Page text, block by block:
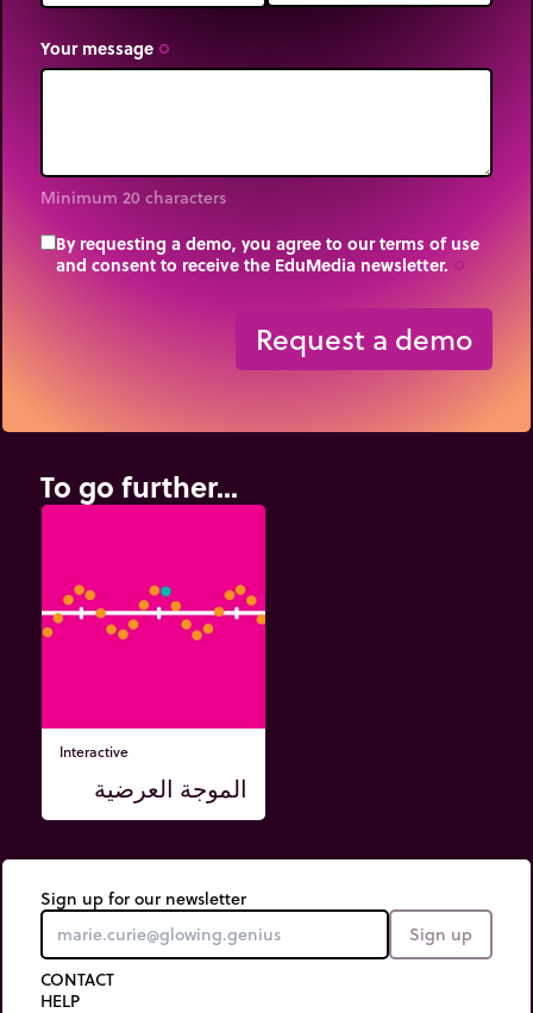
Your message trip_origin
Minimum 20 characters
By requesting a demo, you agree to our terms of use
and consent to receive the EduMedia newsletter.
Request a demo
To go further...
Interactive
الموجة العرضية
Sign up for our newsletter
Sign up
CONTACT
HELP